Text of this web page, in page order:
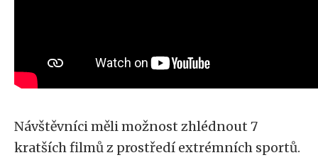
Návštěvníci měli možnost zhlédnout 7
kratších filmů z prostředí extrémních sportů.